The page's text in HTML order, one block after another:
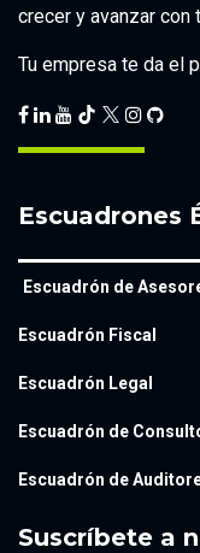
crecer y avanzar con
Tu empresa te da el
Escuadrones
Escuadrón de
Escuadrón Fiscal
Escuadrón Legal
Escuadrón de
Escuadrón de
Suscríbete a